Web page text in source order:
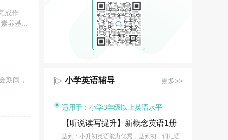
成作
养基...
期间，
...
小学英语辅导 更多>>
适用于：小学3年级以上英语水平
【听说读写提升】新概念英语1册
达到：小升初英语能力优秀，达到初一词汇语